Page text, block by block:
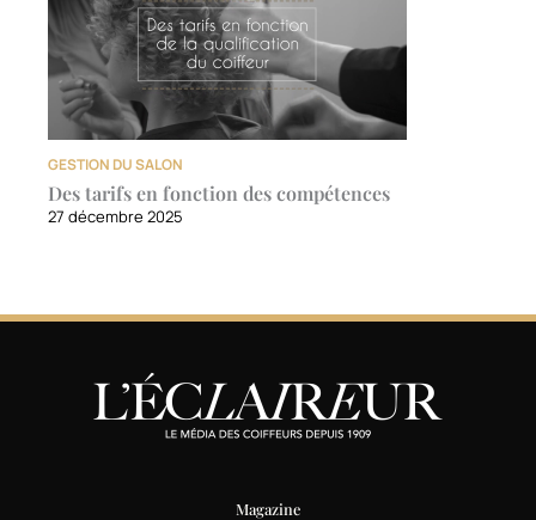
GESTION DU SALON
Des tarifs en fonction des compétences
27 décembre 2025
Magazine